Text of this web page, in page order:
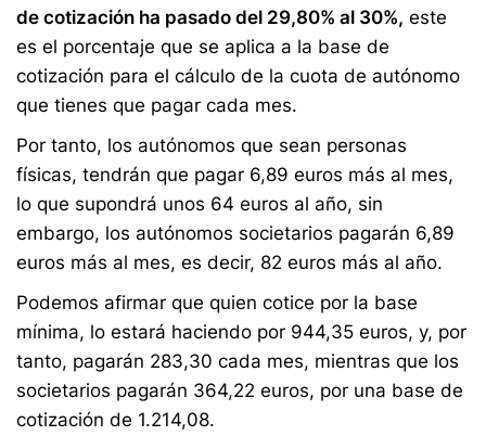
de cotización ha pasado del 29,80% al 30%, este
es el porcentaje que se aplica a la base de
cotización para el cálculo de la cuota de autónomo
que tienes que pagar cada mes.
Por tanto, los autónomos que sean personas
físicas, tendrán que pagar 6,89 euros más al mes,
lo que supondrá unos 64 euros al año, sin
embargo, los autónomos societarios pagarán 6,89
euros más al mes, es decir, 82 euros más al año.
Podemos afirmar que quien cotice por la base
mínima, lo estará haciendo por 944,35 euros, y, por
tanto, pagarán 283,30 cada mes, mientras que los
societarios pagarán 364,22 euros, por una base de
cotización de 1.214,08.